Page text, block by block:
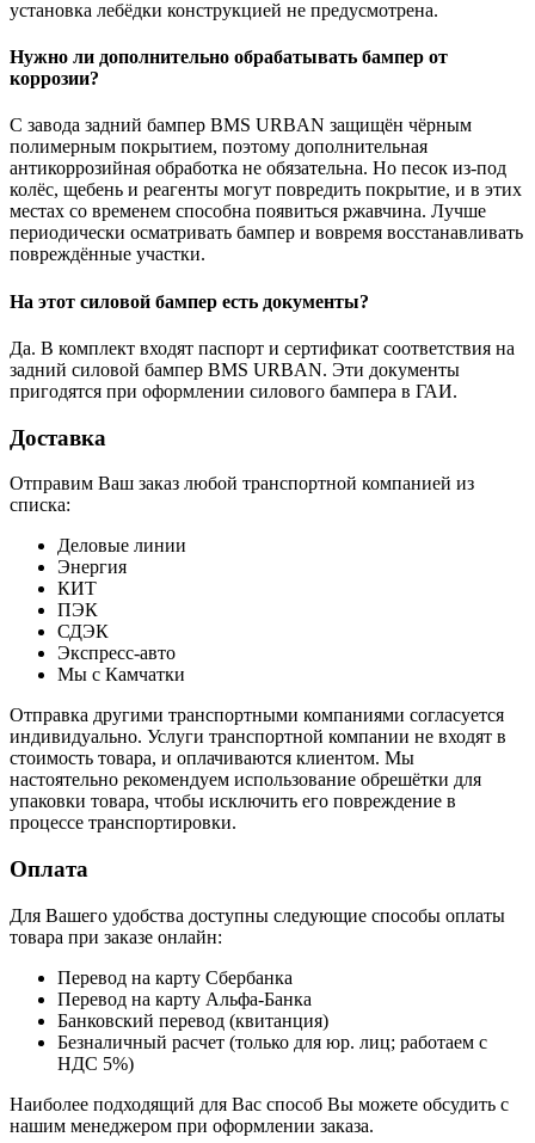
установка лебёдки конструкцией не предусмотрена.
Нужно ли дополнительно обрабатывать бампер от
коррозии?
С завода задний бампер BMS URBAN защищён чёрным
полимерным покрытием, поэтому дополнительная
антикоррозийная обработка не обязательна. Но песок из-под
колёс, щебень и реагенты могут повредить покрытие, и в этих
местах со временем способна появиться ржавчина. Лучше
периодически осматривать бампер и вовремя восстанавливать
повреждённые участки.
На этот силовой бампер есть документы?
Да. В комплект входят паспорт и сертификат соответствия на
задний силовой бампер BMS URBAN. Эти документы
пригодятся при оформлении силового бампера в ГАИ.
Доставка
Отправим Ваш заказ любой транспортной компанией из
списка:
Деловые линии
Энергия
КИТ
ПЭК
СДЭК
Экспресс-авто
Мы с Камчатки
Отправка другими транспортными компаниями согласуется
индивидуально. Услуги транспортной компании не входят в
стоимость товара, и оплачиваются клиентом. Мы
настоятельно рекомендуем использование обрешётки для
упаковки товара, чтобы исключить его повреждение в
процессе транспортировки.
Оплата
Для Вашего удобства доступны следующие способы оплаты
товара при заказе онлайн:
Перевод на карту Сбербанка
Перевод на карту Альфа-Банка
Банковский перевод (квитанция)
Безналичный расчет (только для юр. лиц; работаем с
НДС 5%)
Наиболее подходящий для Вас способ Вы можете обсудить с
нашим менеджером при оформлении заказа.